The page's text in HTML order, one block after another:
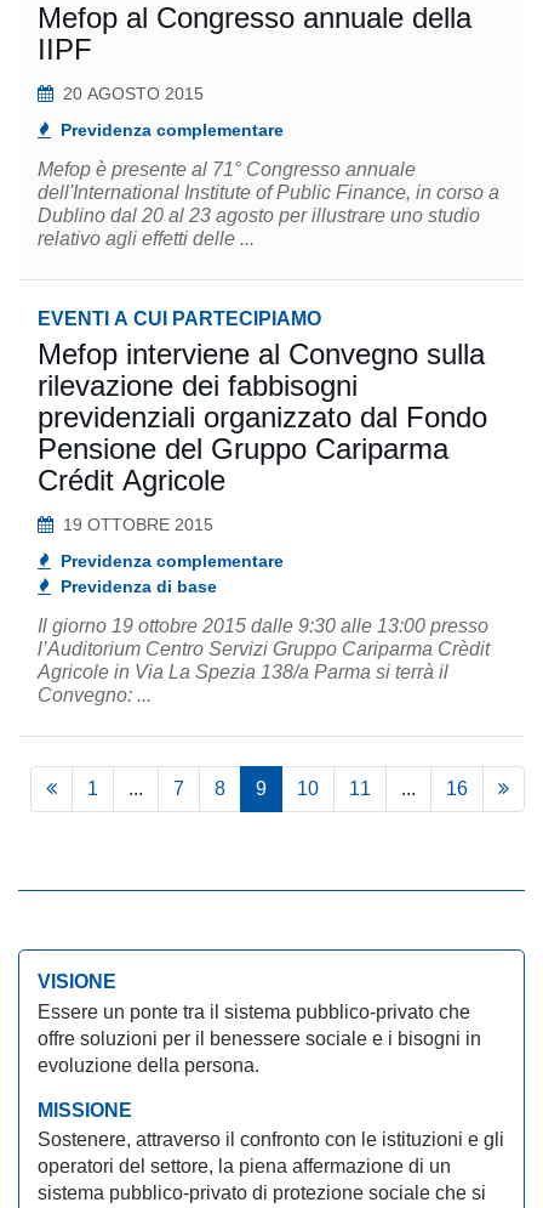
Mefop al Congresso annuale della
IIPF
20 AGOSTO 2015
Previdenza complementare
Mefop è presente al 71° Congresso annuale
dell'International Institute of Public Finance, in corso a
Dublino dal 20 al 23 agosto per illustrare uno studio
relativo agli effetti delle ...
EVENTI A CUI PARTECIPIAMO
Mefop interviene al Convegno sulla
rilevazione dei fabbisogni
previdenziali organizzato dal Fondo
Pensione del Gruppo Cariparma
Crédit Agricole
19 OTTOBRE 2015
Previdenza complementare
Previdenza di base
Il giorno 19 ottobre 2015 dalle 9:30 alle 13:00 presso
l’Auditorium Centro Servizi Gruppo Cariparma Crèdit
Agricole in Via La Spezia 138/a Parma si terrà il
Convegno: ...
1 ... 7 8 9 10 11 ... 16
VISIONE
Essere un ponte tra il sistema pubblico-privato che
offre soluzioni per il benessere sociale e i bisogni in
evoluzione della persona.
MISSIONE
Sostenere, attraverso il confronto con le istituzioni e gli
operatori del settore, la piena affermazione di un
sistema pubblico-privato di protezione sociale che si